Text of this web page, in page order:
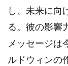
し、未来に向
る。彼の影響
メッセージは
ルドウィンの